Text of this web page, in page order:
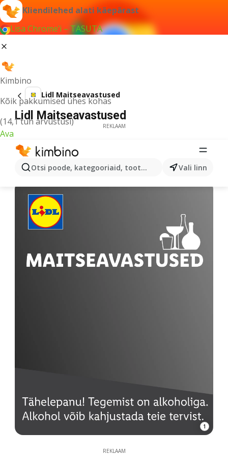
Kliendilehed alati käepärast
Lisa Chrome’i – TASUTA
Kimbino
Kõik pakkumised ühes kohas
(14,1 tuh arvustusi)
Ava
Otsi poode, kategooriaid, tooteid... Vali linn
Lidl Maitseavastused
Lidl Maitseavastused
REKLAAM
1
REKLAAM